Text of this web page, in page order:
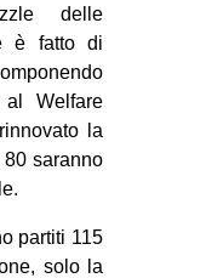
delle
è fatto di
al Welfare
la
saranno
partiti 115
solo la